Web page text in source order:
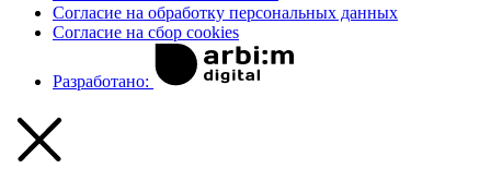
Согласие на обработку персональных данных
Согласие на сбор cookies
Разработано: